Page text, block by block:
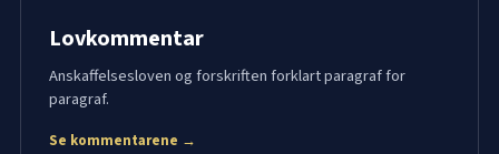
Lovkommentar
Anskaffelsesloven og forskriften forklart paragraf for
paragraf.
Se kommentarene →